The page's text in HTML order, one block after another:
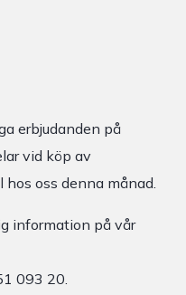
erbjudanden på
vid köp av
oss denna månad.
information på vår
093 20.